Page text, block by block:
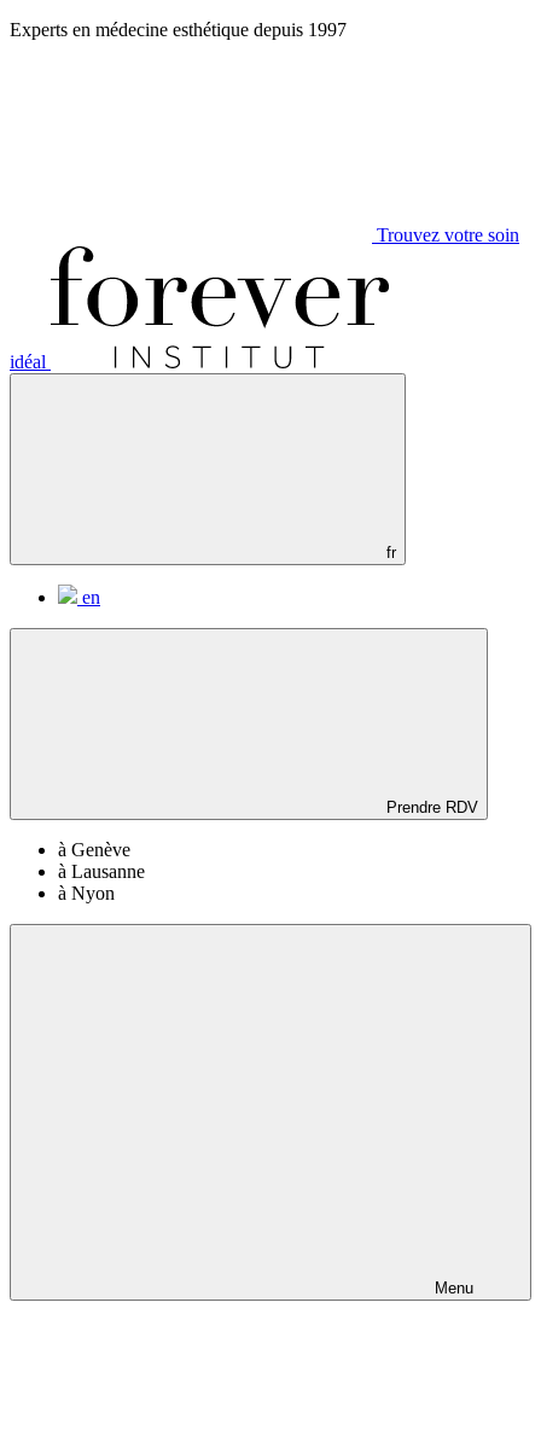
Aller
Experts en médecine esthétique depuis 1997
Trouvez votre soin
idéal
fr
en
Prendre RDV
à Genève
à Lausanne
à Nyon
Menu